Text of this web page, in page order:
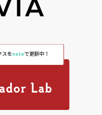
スをnoteで更新中！